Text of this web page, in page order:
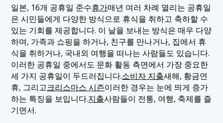
1.3 3. 크리스마스
일본, 16개 공휴일 준수휴가매년 여러 차례 열리는 공휴일
은 시민들에게 다양한 방식으로 휴식을 취하고 축하할 수
있는 기회를 제공합니다. 이 날을 보내는 방식은 매우 다양
하며, 가족과 쇼핑을 하거나, 친구를 만나거나, 집에서 휴
식을 취하거나, 국내외 여행을 떠나는 사람들도 있습니다.
이러한 공휴일 중에서도 문화 활동 측면에서 가장 중요한
세 가지 공휴일이 두드러집니다.소비자 지출새해, 황금연
휴, 그리고크리스마스 시즌이러한 경우는 눈에 띄게 증가
하는 특징을 보입니다.지출사람들이 전통, 여행, 축제를 즐
기면서.